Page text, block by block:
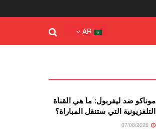
AR
موناكو ضد ليفربول: ما هي القناة
التلفزيونية التي ستنقل المباراة؟